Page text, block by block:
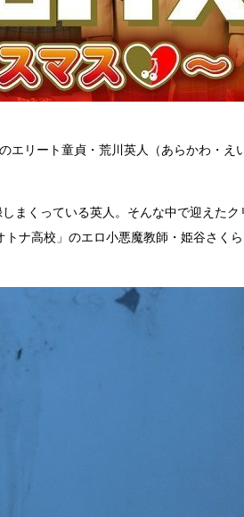
エリート童貞・荒川英人（あらかわ・え
まくっている英人。そんな中で迎えたク
ナ高校」のエロ小悪魔教師・姫谷さく